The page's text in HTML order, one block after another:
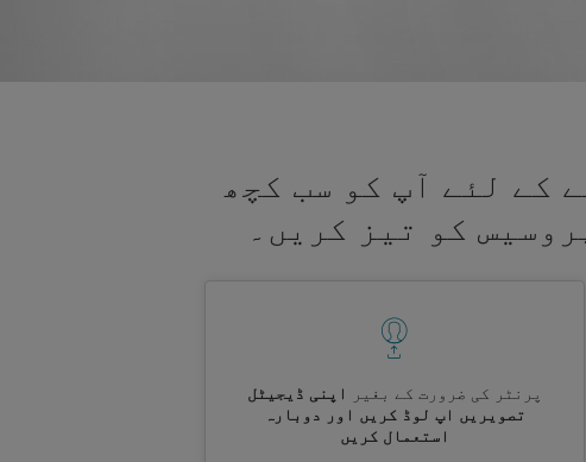
کے لئے آپ کو سب کچھ
کو تیز کریں۔
پرنٹر کی ضرورت کے بغیر
اپنی ڈیجیٹل
تصویریں اپ لوڈ کریں اور دوبارہ
استعمال کریں